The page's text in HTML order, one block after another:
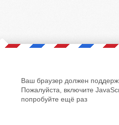
Ваш браузер должен
Пожалуйста, включите
попробуйте ещё раз